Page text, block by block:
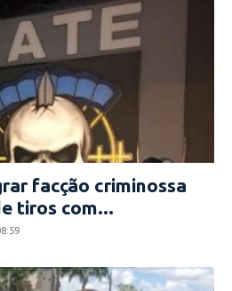
facção criminossa
tiros com...